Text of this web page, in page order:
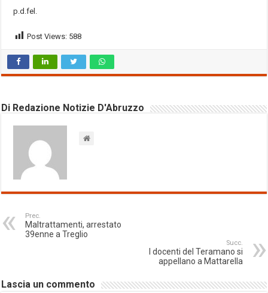
p.d.fel.
Post Views: 588
Di Redazione Notizie D'Abruzzo
Prec.
Maltrattamenti, arrestato
39enne a Treglio
Succ.
I docenti del Teramano si
appellano a Mattarella
Lascia un commento